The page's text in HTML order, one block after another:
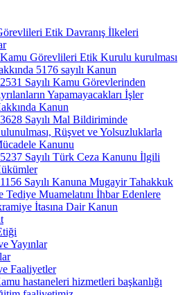
Etik Davranış İlkeleri
Kamu Görevlileri Etik Kurulu kurulması
5176 sayılı Kanun
Sayılı Kamu Görevlerinden
Yapamayacakları İşler
Kanun
3628 Sayılı Mal Bildiriminde
Rüşvet ve Yolsuzluklarla
Kanunu
5237 Sayılı Türk Ceza Kanunu İlgili
Sayılı Kanuna Mugayir Tahakkuk
Tediye Muamelatını İhbar Edenlere
İtasına Dair Kanun
Yayınlar
Faaliyetler
hastaneleri hizmetleri başkanlığı